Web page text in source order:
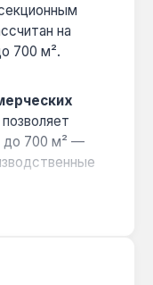
на
700 м².
до 700 м² —
долгой
срок